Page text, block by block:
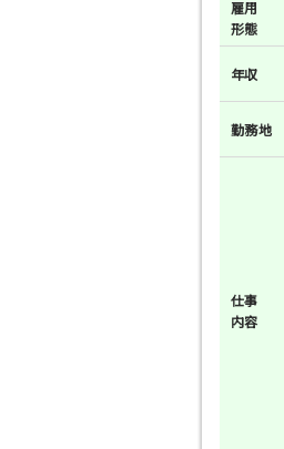
雇用
形態
年収
勤務地
仕事
内容